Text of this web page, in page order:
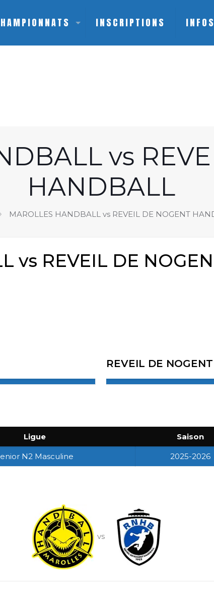
INSCRIPTIONS
vs
HANDBALL
MAROLLES HANDBALL vs REVEIL DE NOGENT
vs REVEIL DE
REVEIL DE
Ligue Saison
N2 Masculine 2025-2026
vs